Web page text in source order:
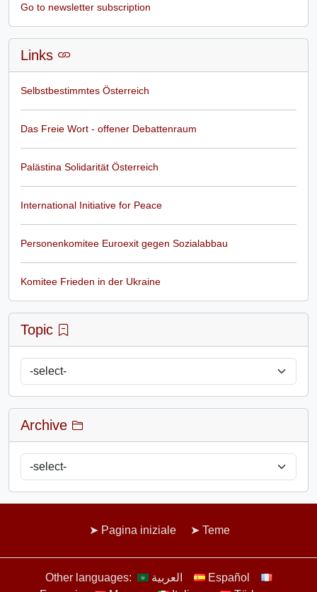
Go to newsletter subscription
Links
Selbstbestimmtes Österreich
Das Freie Wort - offener Debattenraum
Palästina Solidarität Österreich
International Initiative for Peace
Personenkomitee Euroexit gegen Sozialabbau
Komitee Frieden in der Ukraine
Topic
Archive
Pagina iniziale Teme
Other languages: العربية
Español